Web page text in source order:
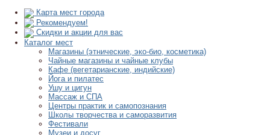
Карта мест города
Рекомендуем!
Скидки и акции для вас
Каталог мест
Магазины (этнические, эко-био, косметика)
Чайные магазины и чайные клубы
Кафе (вегетарианские, индийские)
Йога и пилатес
Ушу и цигун
Массаж и СПА
Центры практик и самопознания
Школы творчества и саморазвития
Фестивали
Музеи и досуг